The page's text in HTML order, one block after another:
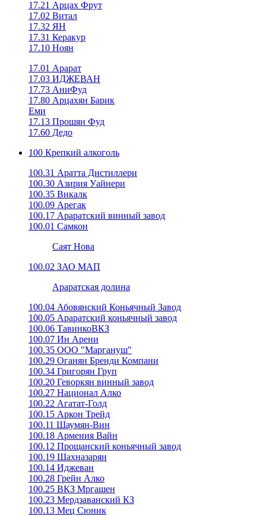
17.21 Арцах Фрут
17.02 Витал
17.32 ЯН
17.31 Керакур
17.10 Ноян
17.01 Арарат
17.03 ИДЖЕВАН
17.73 АниФуд
17.80 Арцахян Барик
Еми
17.13 Прошян Фуд
17.60 Дедо
100 Крепкий алкоголь
100.31 Аратта Дистиллери
100.30 Азирия Уайнери
100.35 Викалк
100.09 Арегак
100.17 Араратский винный завод
100.01 Самкон
Саят Нова
100.02 ЗАО МАП
Араратская долина
100.04 Абовянский Коньячный Завод
100.05 Араратский коньячный завод
100.06 ТавинкоВКЗ
100.07 Ин Арени
100.35 ООО "Маргануш"
100.29 Оганян Бренди Компани
100.34 Григорян Груп
100.20 Геворкян винный завод
100.27 Национал Алко
100.22 Агатат-Голд
100.15 Аркон Трейд
100.11 Шаумян-Вин
100.18 Армения Вайн
100.12 Прощанский коньячный завод
100.19 Шахназарян
100.14 Иджеван
100.28 Грейн Алко
100.25 ВКЗ Мргашен
100.23 Мердзаванский КЗ
100.13 Мец Сюник